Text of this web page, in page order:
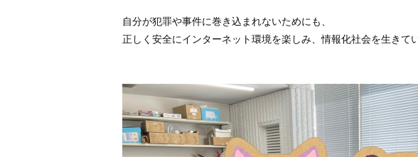
自分が犯罪や事件に巻き込まれないためにも、
正しく安全にインターネット環境を楽しみ、情報化社会を生きて